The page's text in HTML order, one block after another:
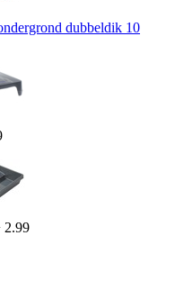
dubbeldik 10
2.99